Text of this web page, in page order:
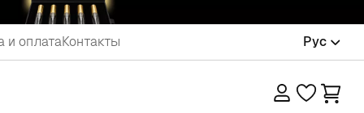
и оплатаКонтакты Рус